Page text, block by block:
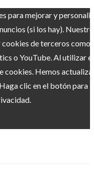
para mejorar y
(si los hay). Nuestro
de terceros como
o YouTube. Al utilizar el
cookies. Hemos
clic en el botón para